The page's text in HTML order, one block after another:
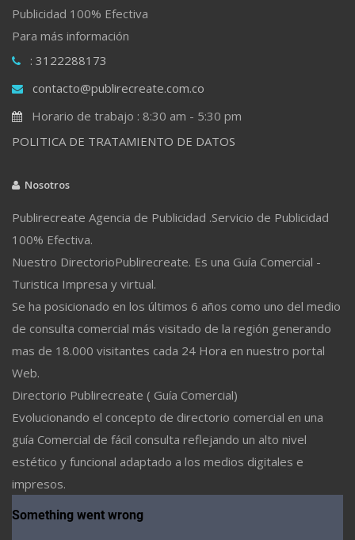
Publicidad 100% Efectiva
Para más información
: 3122288173
contacto@publirecreate.com.co
Horario de trabajo : 8:30 am - 5:30 pm
POLITICA DE TRATAMIENTO DE DATOS
Nosotros
Publirecreate Agencia de Publicidad .Servicio de Publicidad
100% Efectiva.
Nuestro DirectorioPublirecreate. Es una Guía Comercial -
Turistica Impresa y virtual.
Se ha posicionado en los últimos 6 años como uno del medio
de consulta comercial más visitado de la región generando
mas de 18.000 visitantes cada 24 Hora en nuestro portal
Web.
Directorio Publirecreate ( Guía Comercial)
Evolucionando el concepto de directorio comercial en una
guía Comercial de fácil consulta reflejando un alto nivel
estético y funcional adaptado a los medios digitales e
impresos.